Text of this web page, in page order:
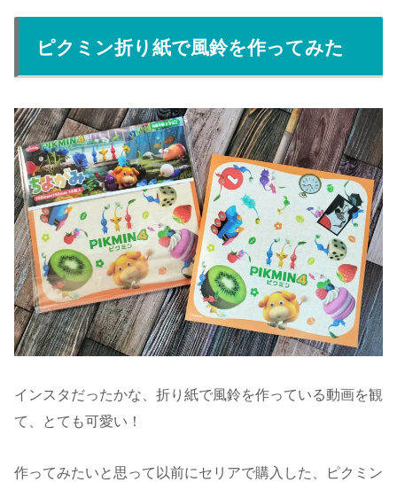
ピクミン折り紙で風鈴を作ってみた
インスタだったかな、折り紙で風鈴を作っている動画を観
て、とても可愛い！
作ってみたいと思って以前にセリアで購入した、ピクミン